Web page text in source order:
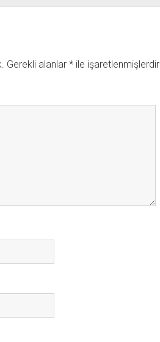
Gerekli alanlar *ile işaretlenmişlerdir